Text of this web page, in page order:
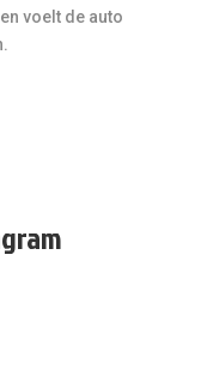
mee te
525i
voelt de auto